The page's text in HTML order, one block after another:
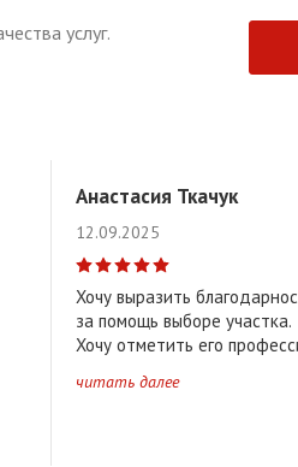
часть города
Другие районы области
услуг.
Анастасия Ткачук
12.09.2025
Хочу выразить
за помощь выборе участка.
Хочу отметить его
читать далее